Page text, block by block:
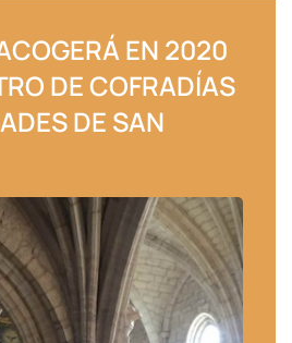
EN 2020
DE COFRADÍAS
DE SAN